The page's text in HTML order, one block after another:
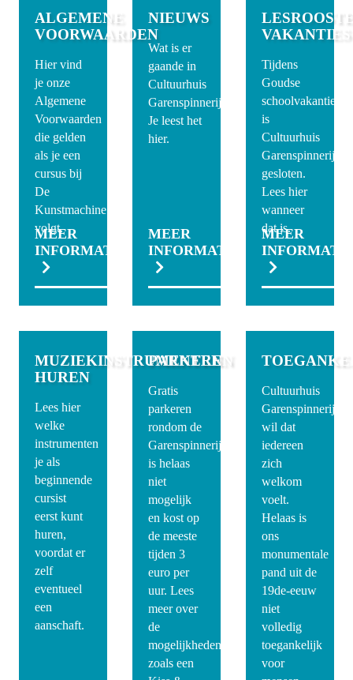
ALGEMENE
VOORWAARDEN
Hier vind
je onze
Algemene
Voorwaarden
die gelden
als je een
cursus bij
De
Kunstmachine
volgt.
MEER
INFORMATIE
NIEUWS
Wat is er
gaande in
Cultuurhuis
Garenspinnerij?
Je leest het
hier.
MEER
INFORMATIE
VAKANTIES
Tijdens
Goudse
schoolvakanties
is
Cultuurhuis
Garenspinnerij
gesloten.
Lees hier
wanneer
dat is.
MEER
MUZIEKINSTRUMENTEN
HUREN
Lees hier
welke
instrumenten
je als
beginnende
cursist
eerst kunt
huren,
voordat er
zelf
eventueel
een
aanschaft.
PARKEREN
Gratis
parkeren
rondom de
Garenspinnerij
is helaas
niet
mogelijk
en kost op
de meeste
tijden 3
euro per
uur. Lees
meer over
de
mogelijkheden,
zoals een
Cultuurhuis
Garenspinnerij
wil dat
iedereen
zich
welkom
voelt.
Helaas is
ons
monumentale
pand uit de
19de-eeuw
niet
volledig
toegankelijk
voor